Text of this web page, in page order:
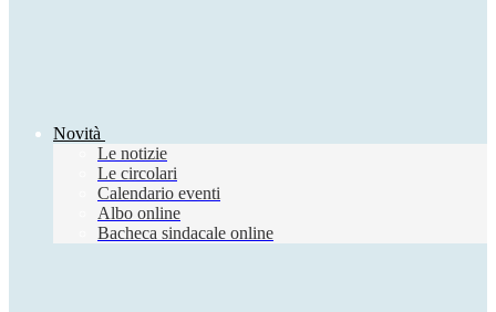
Novità
Le notizie
Le circolari
Calendario eventi
Albo online
Bacheca sindacale online